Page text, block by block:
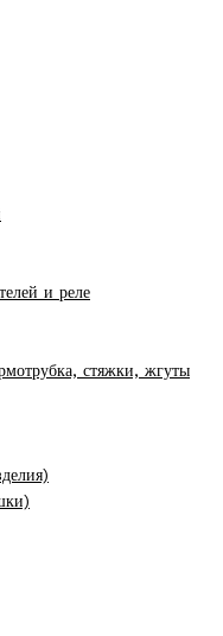
и реле
стяжки, жгуты